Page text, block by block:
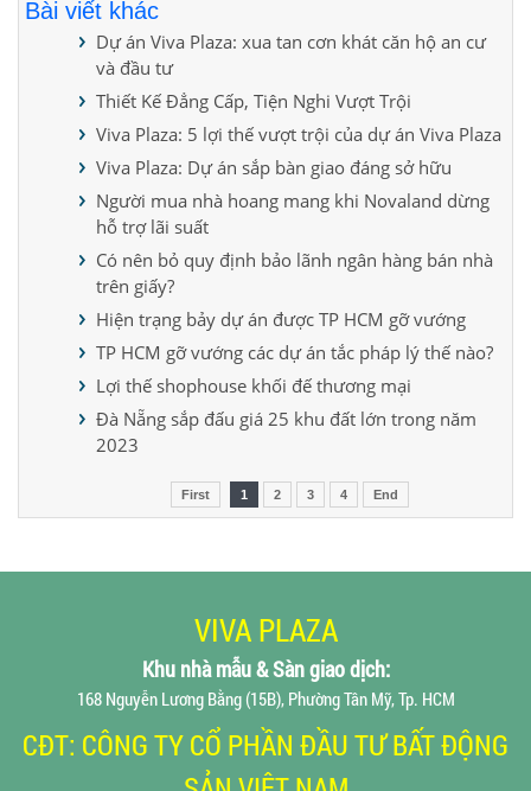
Bài viết khác
Dự án Viva Plaza: xua tan cơn khát căn hộ an cư
và đầu tư
Thiết Kế Đẳng Cấp, Tiện Nghi Vượt Trội
Viva Plaza: 5 lợi thế vượt trội của dự án Viva Plaza
Viva Plaza: Dự án sắp bàn giao đáng sở hữu
Người mua nhà hoang mang khi Novaland dừng
hỗ trợ lãi suất
Có nên bỏ quy định bảo lãnh ngân hàng bán nhà
trên giấy?
Hiện trạng bảy dự án được TP HCM gỡ vướng
TP HCM gỡ vướng các dự án tắc pháp lý thế nào?
Lợi thế shophouse khối đế thương mại
Đà Nẵng sắp đấu giá 25 khu đất lớn trong năm
2023
First 1 2 3 4 End
VIVA PLAZA
Khu nhà mẫu & Sàn giao dịch:
168 Nguyễn Lương Bằng (15B), Phường Tân Mỹ, Tp. HCM
CĐT: CÔNG TY CỔ PHẦN ĐẦU TƯ BẤT ĐỘNG